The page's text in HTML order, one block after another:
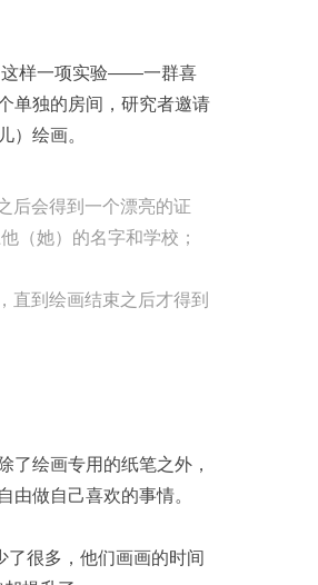
这样一项实验——一群喜
单独的房间，研究者邀请
）绘画。
后会得到一个漂亮的证
（她） 的名字和学校；
直到绘画结束之后才得到
了绘画专用的纸笔之外，
由做自己喜欢的事情。
很多，他们画画的时间